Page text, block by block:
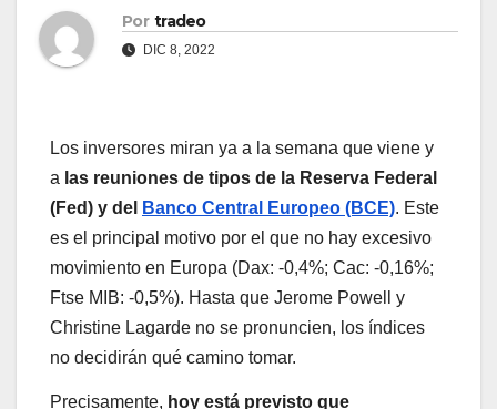
Por tradeo
DIC 8, 2022
Los inversores miran ya a la semana que viene y
a las reuniones de tipos de la Reserva Federal
(Fed) y del
Banco Central Europeo (BCE). Este
es el principal motivo por el que no hay excesivo
movimiento en Europa (Dax: -0,4%; Cac: -0,16%;
Ftse MIB: -0,5%). Hasta que Jerome Powell y
Christine Lagarde no se pronuncien, los índices
no decidirán qué camino tomar.
Precisamente, hoy está previsto que